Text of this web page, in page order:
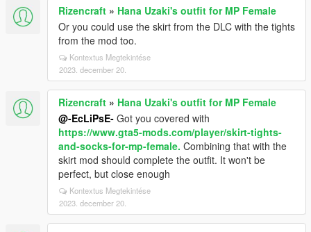
Rizencraft » Hana Uzaki's outfit for MP Female
Or you could use the skirt from the DLC with the tights
from the mod too.
Kontextus Megtekintése
2023. december 20.
Rizencraft » Hana Uzaki's outfit for MP Female
@-EcLiPsE- Got you covered with
https://www.gta5-mods.com/player/skirt-tights-
and-socks-for-mp-female. Combining that with the
skirt mod should complete the outfit. It won't be
perfect, but close enough
Kontextus Megtekintése
2023. december 20.